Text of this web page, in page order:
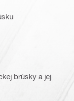
brúsky a jej